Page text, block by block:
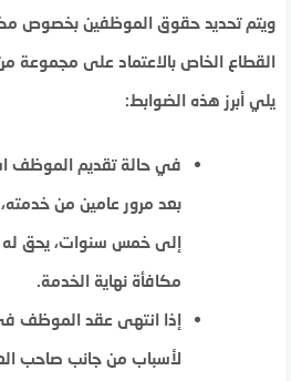
ويتم تحديد حقوق الموظفين بخصوص
القطاع الخاص بالاعتماد على مجموعة من
يلي أبرز هذه الضوابط:
في حالة تقديم الموظف
بعد مرور عامين من
إلى خمس سنوات، يحق
مكافأة نهاية الخدمة.
إذا انتهى عقد الموظف
لأسباب من جانب صاحب